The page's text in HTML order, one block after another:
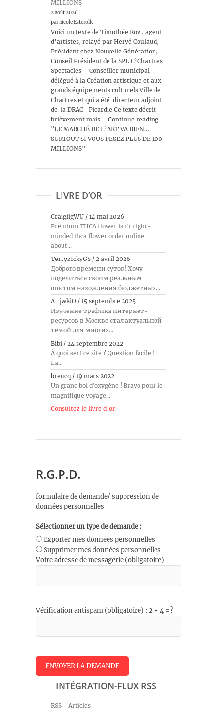
MILLIONS
2 août 2026
par nicole Esterolle
Voici un texte de Timothée Roy , agent
d’artistes, relayé par Hervé Coulaud,
Président chez Nouvelle Génération,
Conseil Président de la SPL C’Chartres
Spectacles – Conseiller municipal
délégué à la Création artistique et aux
grands équipements culturels Ville de
Chartres et qui a été directeur adjoint
de la DRAC -Picardie Ce texte décrit
brièvement mais … Continue reading
"LE MARCHÉ DE L’ART VA BIEN…
SURTOUT SI VOUS PESEZ PLUS DE 100
MILLIONS"
LIVRE D’OR
CraigligWU / 14 mai 2026
Premium THCA flower isn't right-
minded thca flower order online
about...
TerryzIckyGS / 2 avril 2026
Доброго времени суток! Хочу
поделиться своим реальным
опытом нахождения бюджетных...
A_jwkiO / 15 septembre 2025
Изучение трафика интернет-
ресурсов в Москве стал актуальной
темой для многих...
Bibi / 24 septembre 2022
À quoi sert ce site ? Question facile !
La...
breucq / 19 mars 2022
Un grand bol d'oxygène ! Bravo pour le
magnifique voyage...
Consultez le livre d’or
R.G.P.D.
formulaire de demande/ suppression de
données personnelles
Sélectionner un type de demande :
Exporter mes données personnelles
Supprimer mes données personnelles
Votre adresse de messagerie (obligatoire)
Vérification antispam (obligatoire) : 2 + 4 = ?
INTÉGRATION-FLUX RSS
RSS - Articles